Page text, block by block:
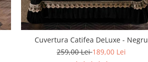
Cuvertura Catifea DeLuxe - Negru
259,00 Lei189,00 Lei